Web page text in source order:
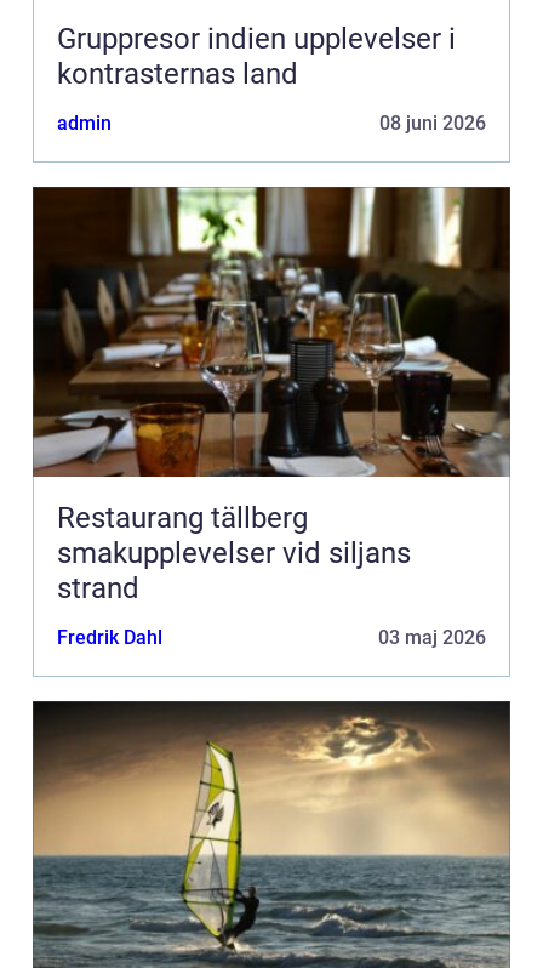
Gruppresor indien upplevelser i
kontrasternas land
admin 08 juni 2026
Restaurang tällberg
smakupplevelser vid siljans
strand
Fredrik Dahl 03 maj 2026